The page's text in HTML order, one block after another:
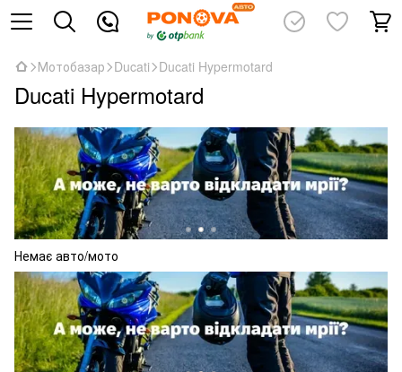
Мотобазар Ducati Ducati Hypermotard
Ducati Hypermotard
Немає авто/мото